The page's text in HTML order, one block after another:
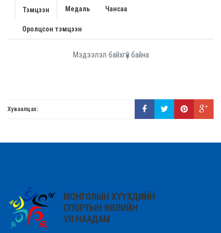
Тэмцээн Медаль Чансаа
Оролцсон тэмцээн
Мэдээлэл байхгүй байна
Хуваалцах: